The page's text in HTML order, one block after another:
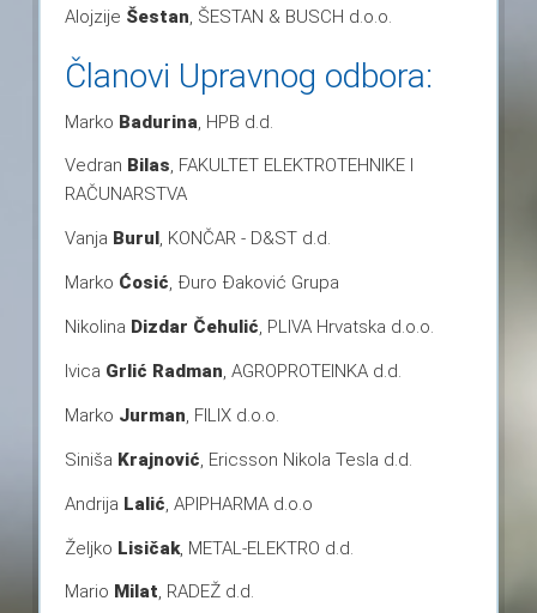
Alojzije Šestan, ŠESTAN & BUSCH d.o.o.
Članovi Upravnog odbora:
Marko Badurina , HPB d.d.
Vedran Bilas, FAKULTET ELEKTROTEHNIKE I
RAČUNARSTVA
Vanja Burul, KONČAR - D&ST d.d.
Marko Ćosić, Đuro Đaković Grupa
Nikolina Dizdar Čehulić, PLIVA Hrvatska d.o.o.
Ivica Grlić Radman, AGROPROTEINKA d.d.
Marko Jurman, FILIX d.o.o.
Siniša Krajnović, Ericsson Nikola Tesla d.d.
Andrija Lalić, APIPHARMA d.o.o
Željko Lisičak, METAL-ELEKTRO d.d.
Mario Milat, RADEŽ d.d.